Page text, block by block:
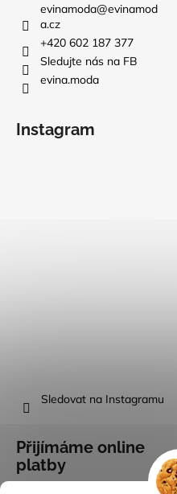
evinamoda@evinamod
a.cz
+420 602 187 377
Sledujte nás na FB
evina.moda
Instagram
Sledovat na Instagramu
Přijímáme online
platby